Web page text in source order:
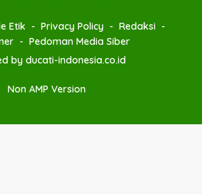
Etik Privacy Policy
Redaksi
Pedoman Media Siber
by ducati-indonesia.co.id
Non AMP Version